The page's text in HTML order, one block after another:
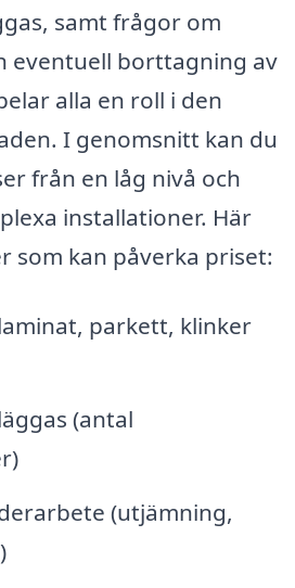
samt frågor om
eventuell borttagning av
alla en roll i den
I genomsnitt kan du
från en låg nivå och
installationer. Här
som kan påverka priset:
parkett, klinker
(antal
(utjämning,